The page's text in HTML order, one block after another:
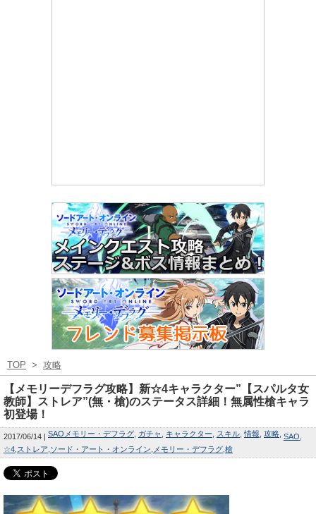
TOP > 攻略
【メモリーデフラグ攻略】新☆4キャラクター”【スパルタ女
教師】ストレア”(無・槍)のステータス詳細！無属性槍キャラ
初登場！
2017/06/14 SAOメモリー・デフラグ ガチャ キャラクター スキル 情報 攻略 SAO
☆4 ストレア ソード・アート・オンライン メモリー・デフラグ 槍